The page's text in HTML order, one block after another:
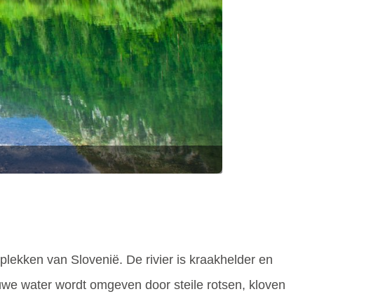
van Slovenië. De rivier is kraakhelder en
water wordt omgeven door steile rotsen, kloven